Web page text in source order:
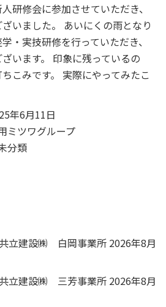
研修会に参加させていただき、
いました。 あいにくの雨となり
・実技研修を行っていただき、
います。 印象に残っているの
こみです。 実際にやってみたこ
年6月11日
ミツワグループ
分類
立建設㈱ 白岡事業所 2026年8月
立建設㈱ 三芳事業所 2026年8月